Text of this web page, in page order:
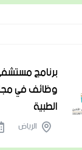
برنامج
وظائف في
الطبية
الرياض